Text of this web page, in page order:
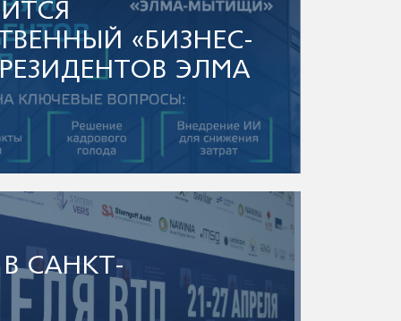
«БИЗНЕС-
ЭЛМА
САНКТ-